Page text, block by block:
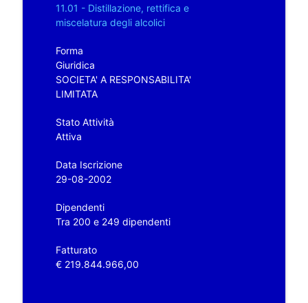
11.01 - Distillazione, rettifica e
miscelatura degli alcolici
Forma
Giuridica
SOCIETA' A RESPONSABILITA'
LIMITATA
Stato Attività
Attiva
Data Iscrizione
29-08-2002
Dipendenti
Tra 200 e 249 dipendenti
Fatturato
€ 219.844.966,00